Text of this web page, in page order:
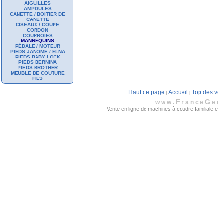
AIGUILLES
AMPOULES
CANETTE / BOITIER DE
CANETTE
CISEAUX / COUPE
CORDON
COURROIES
MANNEQUINS
PÉDALE / MOTEUR
PIEDS JANOME / ELNA
PIEDS BABY LOCK
PIEDS BERNINA
PIEDS BROTHER
MEUBLE DE COUTURE
FILS
Haut de page Accueil
Top des
www. F rance G
Vente en ligne de machines à coudre familiale